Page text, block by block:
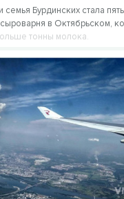
Бурдинских стала
в Октябрьском,
тонны молока.